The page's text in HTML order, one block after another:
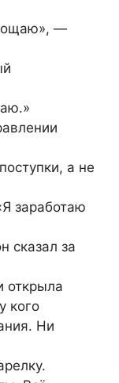
—
а не
заработаю
сказал за
открыла
кого
Ни